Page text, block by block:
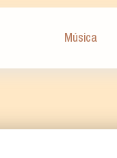
Música